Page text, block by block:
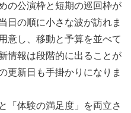
の公演枠と短期の巡回枠が
の順に小さな波が訪れま
意し、移動と予算を並べて
情報は段階的に出ることが
更新日も手掛かりになりま
「体験の満足度」を両立さ